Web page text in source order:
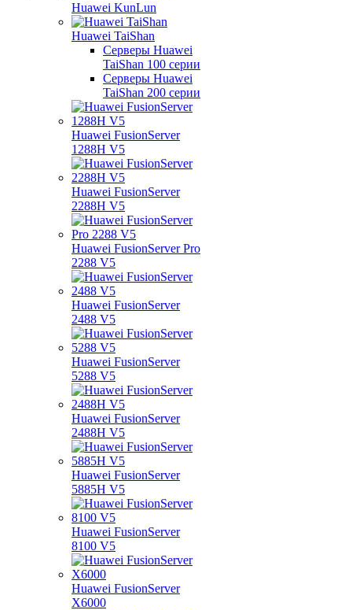
Huawei KunLun
Huawei TaiShan
Серверы Huawei
TaiShan 100 серии
Серверы Huawei
TaiShan 200 серии
Huawei FusionServer
1288H V5
Huawei FusionServer
2288H V5
Huawei FusionServer Pro
2288 V5
Huawei FusionServer
2488 V5
Huawei FusionServer
5288 V5
Huawei FusionServer
2488H V5
Huawei FusionServer
5885H V5
Huawei FusionServer
8100 V5
Huawei FusionServer
X6000